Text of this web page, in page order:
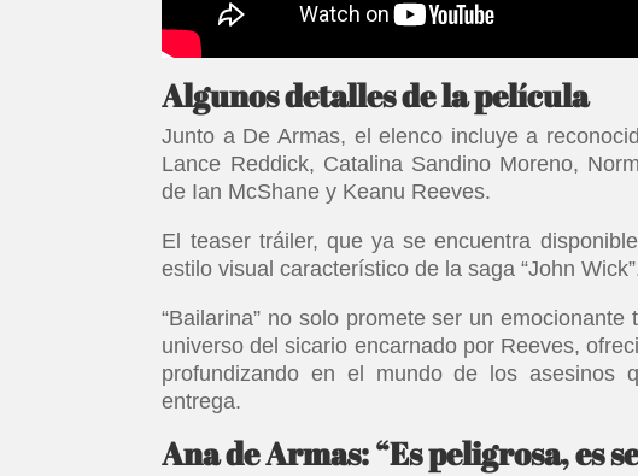
Algunos detalles de la película
Junto a De Armas, el elenco incluye a
Lance Reddick, Catalina Sandino Moreno,
de Ian McShane y Keanu Reeves.
El teaser tráiler, que ya se encuentra
estilo visual característico de la saga “John
“Bailarina” no solo promete ser un
universo del sicario encarnado por Reeves,
profundizando en el mundo de los asesinos
entrega.
Ana de Armas: “Es peligrosa, es